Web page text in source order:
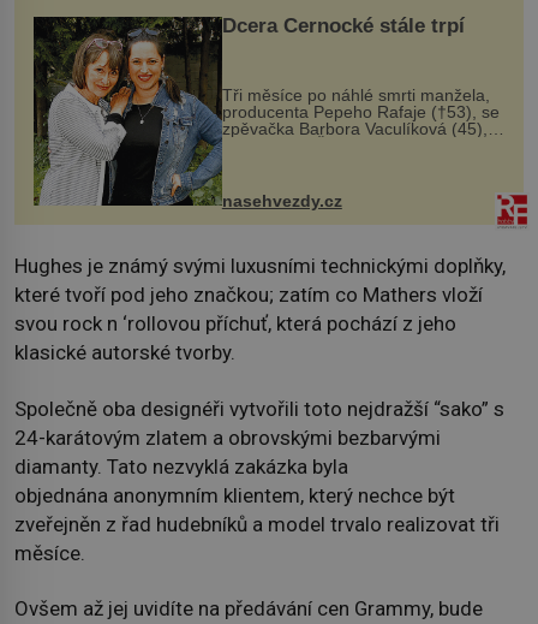
Dcera Černocké stále trpí
Tři měsíce po náhlé smrti manžela,
producenta Pepeho Rafaje (†53), se
zpěvačka Barbora Vaculíková (45),
dcera Petry Černocké (75), poprvé
ozvala veřejnosti. Na sociální síti
sdílela, že se snaží fung...
nasehvezdy.cz
Hughes je známý svými luxusními technickými doplňky,
které tvoří pod jeho značkou; zatím co Mathers vloží
svou rock n ‘rollovou příchuť, která pochází z jeho
klasické autorské tvorby.
Společně oba designéři vytvořili toto nejdražší “sako” s
24-karátovým zlatem a obrovskými bezbarvými
diamanty. Tato nezvyklá zakázka byla
objednána anonymním klientem, který nechce být
zveřejněn z řad hudebníků a model trvalo realizovat tři
měsíce.
Ovšem až jej uvidíte na předávání cen Grammy, bude